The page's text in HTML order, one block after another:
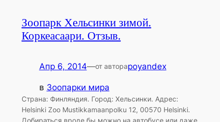
Зоопарк Хельсинки зимой.
Коркеасаари. Отзыв.
Апр 6, 2014—от автораpoyandex
в Зоопарки мира
Страна: Финляндия. Город: Хельсинки. Адрес:
Helsinki Zoo Mustikkamaanpolku 12, 00570 Helsinki.
Добираться вроде бы можно на автобусе или даже